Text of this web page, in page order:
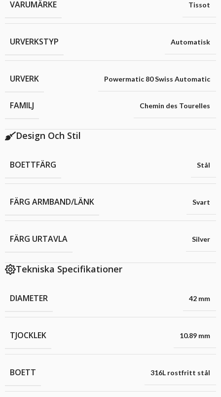
VARUMÄRKE Tissot
URVERKSTYP Automatisk
URVERK Powermatic 80 Swiss Automatic
FAMILJ Chemin des Tourelles
Design Och Stil
BOETTFÄRG Stål
FÄRG ARMBAND/LÄNK Svart
FÄRG URTAVLA Silver
Tekniska Specifikationer
DIAMETER 42 mm
TJOCKLEK 10.89 mm
BOETT 316L rostfritt stål